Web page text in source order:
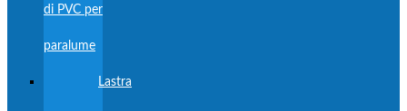
di PVC per
paralume
Lastra